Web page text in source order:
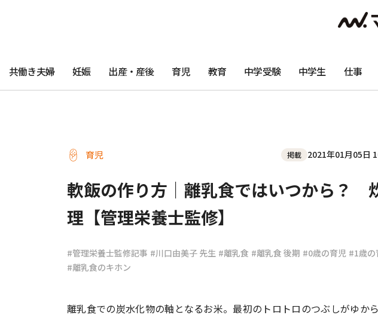
#ワンオペ育児 #コミックエッセイ #共働き夫婦
共働き夫婦 妊娠 出産・産後 育児 教育 中学受験 中学生 仕事
育児 掲載 2021年01月05日
軟飯の作り方｜離乳食ではいつから？
理【管理栄養士監修】
#管理栄養士監修記事 #川口由美子 先生 #離乳食 #離乳食 後期 #0歳の育児 #1歳の
#離乳食のキホン
離乳食での炭水化物の軸となるお米。最初のトロトロのつぶしがゆか